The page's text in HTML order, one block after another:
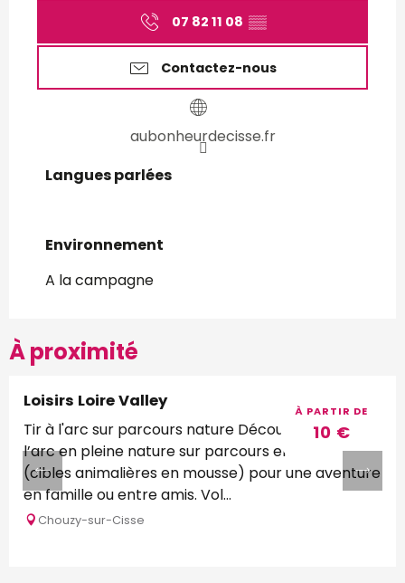
07 82 11 08 ▒▒
Contactez-nous
aubonheurdecisse.fr
Langues parlées
Langues parlées
Environnement
Environnement
A la campagne
À proximité
À PARTIR DE
10 €
Loisirs Loire Valley
Tir à l'arc sur parcours nature Découverte du tir à
l’arc en pleine nature sur parcours en forêt
(cibles animalières en mousse) pour une aventure
en famille ou entre amis. Vol...
Chouzy-sur-Cisse